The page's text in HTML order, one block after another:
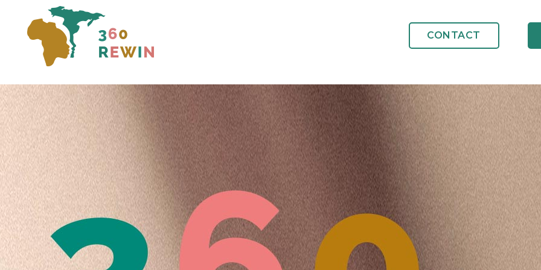
CONTACT